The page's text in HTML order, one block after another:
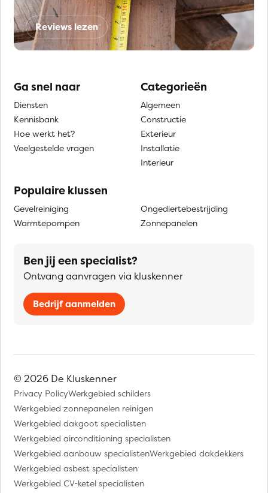
Reviews lezen
Ga snel naar
Diensten
Kennisbank
Hoe werkt het?
Veelgestelde vragen
Categorieën
Algemeen
Constructie
Exterieur
Installatie
Interieur
Populaire klussen
Gevelreiniging
Warmtepompen
Ongediertebestrijding
Zonnepanelen
Ben jij een specialist?
Ontvang aanvragen via kluskenner
Bedrijf aanmelden
© 2026 De Kluskenner
Privacy PolicyWerkgebied schilders
Werkgebied zonnepanelen reinigen
Werkgebied dakgoot specialisten
Werkgebied airconditioning specialisten
Werkgebied aanbouw specialistenWerkgebied dakdekkers
Werkgebied asbest specialisten
Werkgebied CV-ketel specialisten